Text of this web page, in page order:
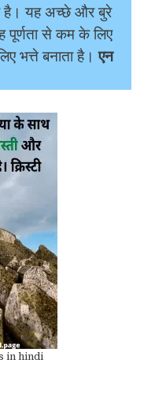
है। यह अच्छे और बुरे
पूर्णता से कम के लिए
भत्ते बनाता है।एन
in hindi